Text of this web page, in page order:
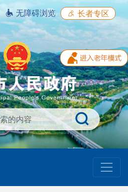
无障碍浏览 长者专区